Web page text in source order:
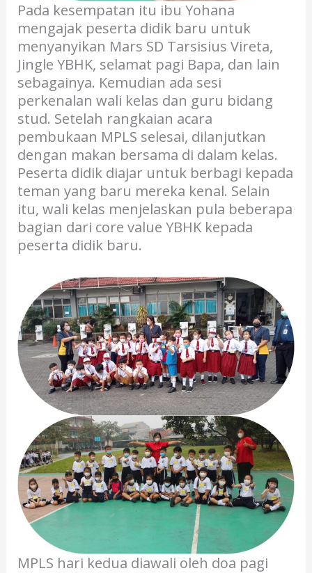
Pada kesempatan itu ibu Yohana
mengajak peserta didik baru untuk
menyanyikan Mars SD Tarsisius Vireta,
Jingle YBHK, selamat pagi Bapa, dan lain
sebagainya. Kemudian ada sesi
perkenalan wali kelas dan guru bidang
stud. Setelah rangkaian acara
pembukaan MPLS selesai, dilanjutkan
dengan makan bersama di dalam kelas.
Peserta didik diajar untuk berbagi kepada
teman yang baru mereka kenal. Selain
itu, wali kelas menjelaskan pula beberapa
bagian dari core value YBHK kepada
peserta didik baru.
MPLS hari kedua diawali oleh doa pagi